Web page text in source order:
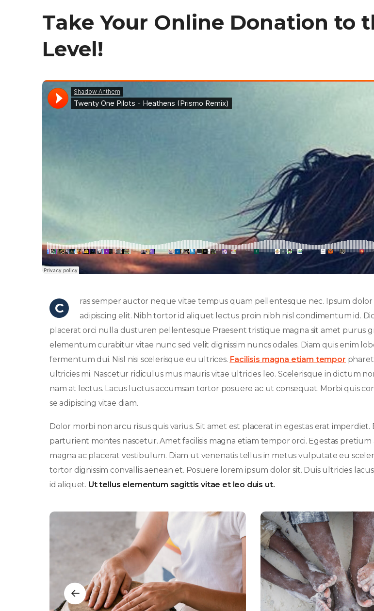
Take Your Online Donation to
Level!
C
ras semper auctor neque vitae tempus quam pellentesque nec. Ipsum
adipiscing elit. Nibh tortor id aliquet lectus proin nibh nisl condimentum id.
placerat orci nulla dusturen pellentesque Praesent tristique magna sit amet purus
elementum curabitur vitae nunc sed velit dignissim nuncs odales. Diam quis enim
fermentum dui. Nisl nisi scelerisque eu ultrices. Facilisis magna etiam tempor
ultricies mi. Nascetur ridiculus mus mauris vitae ultricies leo. Scelerisque in dictum
nam at lectus. Lacus luctus accumsan tortor posuere ac ut consequat. Morbi quis
se adipiscing vitae diam.
Dolor morbi non arcu risus quis varius. Sit amet est placerat in egestas erat imperdiet.
parturient montes nascetur. Amet facilisis magna etiam tempor orci. Egestas
magna ac placerat vestibulum. Diam ut venenatis tellus in metus vulputate eu
tortor dignissim convallis aenean et. Posuere lorem ipsum dolor sit. Duis ultricies
id aliquet. Ut tellus elementum sagittis vitae et leo duis ut.